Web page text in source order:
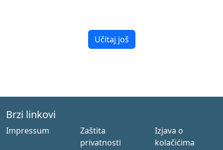
Učitaj još
Brzi linkovi
Impressum
Zaštita
privatnosti
Izjava o
kolačićima